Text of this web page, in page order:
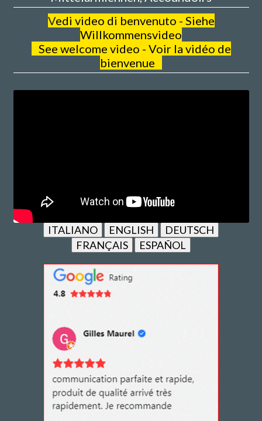
Vedi video di benvenuto - Siehe
Willkommensvideo
See welcome video - Voir la vidéo de
bienvenue
ITALIANO ENGLISH
DEUTSCH
FRANÇAIS
ESPAÑOL